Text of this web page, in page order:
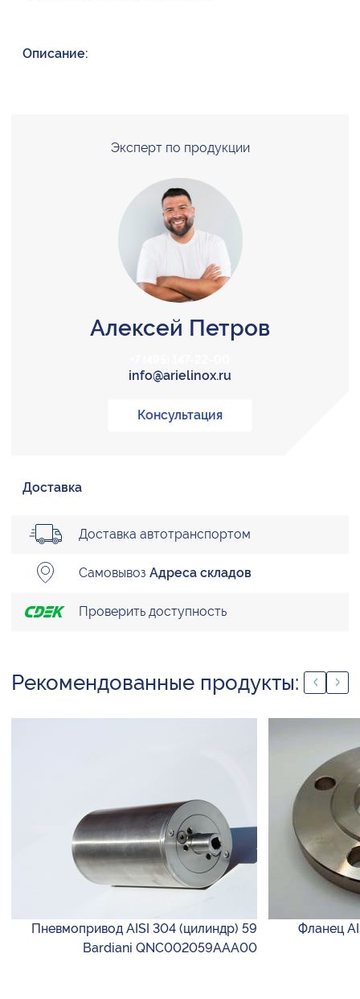
Описание:
Эксперт по продукции
Алексей Петров
info@arielinox.ru
Консультация
Доставка
Доставка автотранспортом
Самовывоз Адреса складов
Проверить доступность
Рекомендованные продукты:
Пневмопривод AISI 304 (цилиндр) 59
Bardiani QNC002059AAA00
Фланец